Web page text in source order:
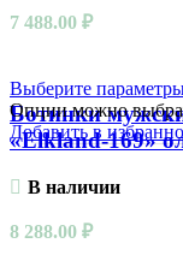
7 488.00 ₽
Выберите
Опции можно
Добавить в
Ботинки
«Elkland-169»
В наличии
8 288.00 ₽